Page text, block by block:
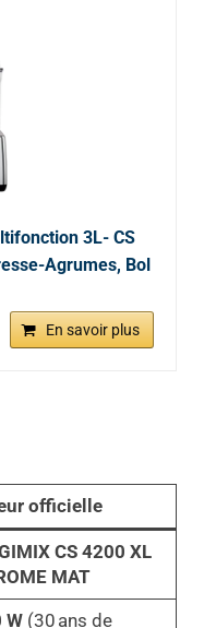
3L- CS
Agrumes, Bol
En savoir plus
officielle
CS 4200 XL
MAT
W (30 ans de